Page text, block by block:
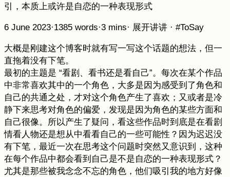
引，本质上或许是自恋的一种表现形式
6 June 2023·1385 words·3 mins· 展开讲讲 · #ToSay
大概是刚建这个博客时就有写一写这个话题的想法，但一
直拖着没有下笔。
最初的主题是 “看剧、看书还是看自己”。每次在某个作品
中非常喜欢其中的一个角色，大多是因为感受到了角色和
自己的共通之处，才对这个角色产生了喜欢；又或者是冷
静下来思考对角色的偏爱，发现是因为角色的某些方面和
自己很像。所以产生了疑问，看这些作品时到底是在看剧
情看人物还是想从中看看自己的一些可能性？因为迟迟没
有下笔，最近一次在思考这个问题时突然又意识到，这种
在每个作品中都会看到自己是不是自恋的一种表现形式？
尤其是那些被我念念不忘的角色，他们吸引我的地方好像